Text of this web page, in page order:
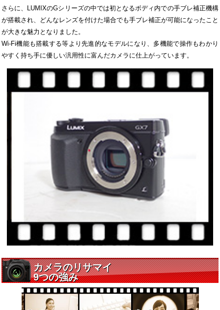
さらに、LUMIXのGシリーズの中では初となるボディ内での手ブレ補正機構
が搭載され、どんなレンズを付けた場合でも手ブレ補正が可能になったこと
が大きな魅力となりました。
Wi-Fi機能も搭載する等より先進的なモデルになり、多機能で操作もわかり
やすく持ち手に優しい汎用性に富んだカメラに仕上がっています。